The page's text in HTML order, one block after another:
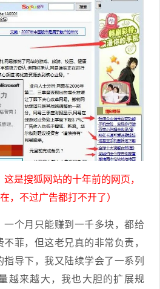
这是搜狐网站的十年前的网页，
，不过广告都打不开了）
个月只能赚到一千多块，都给
菲，但这老兄真的非常负责，
导下，我又陆续学会了一系列
越来越大，我也大胆的扩展规